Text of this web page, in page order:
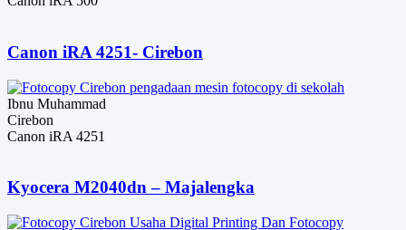
Canon iRA 4251- Cirebon
Ibnu Muhammad
Cirebon
Canon iRA 4251
Kyocera M2040dn – Majalengka